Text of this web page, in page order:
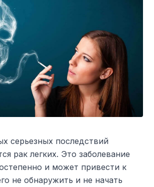
серьезных последствий
рак легких. Это заболевание
и может привести к
не обнаружить и не начать